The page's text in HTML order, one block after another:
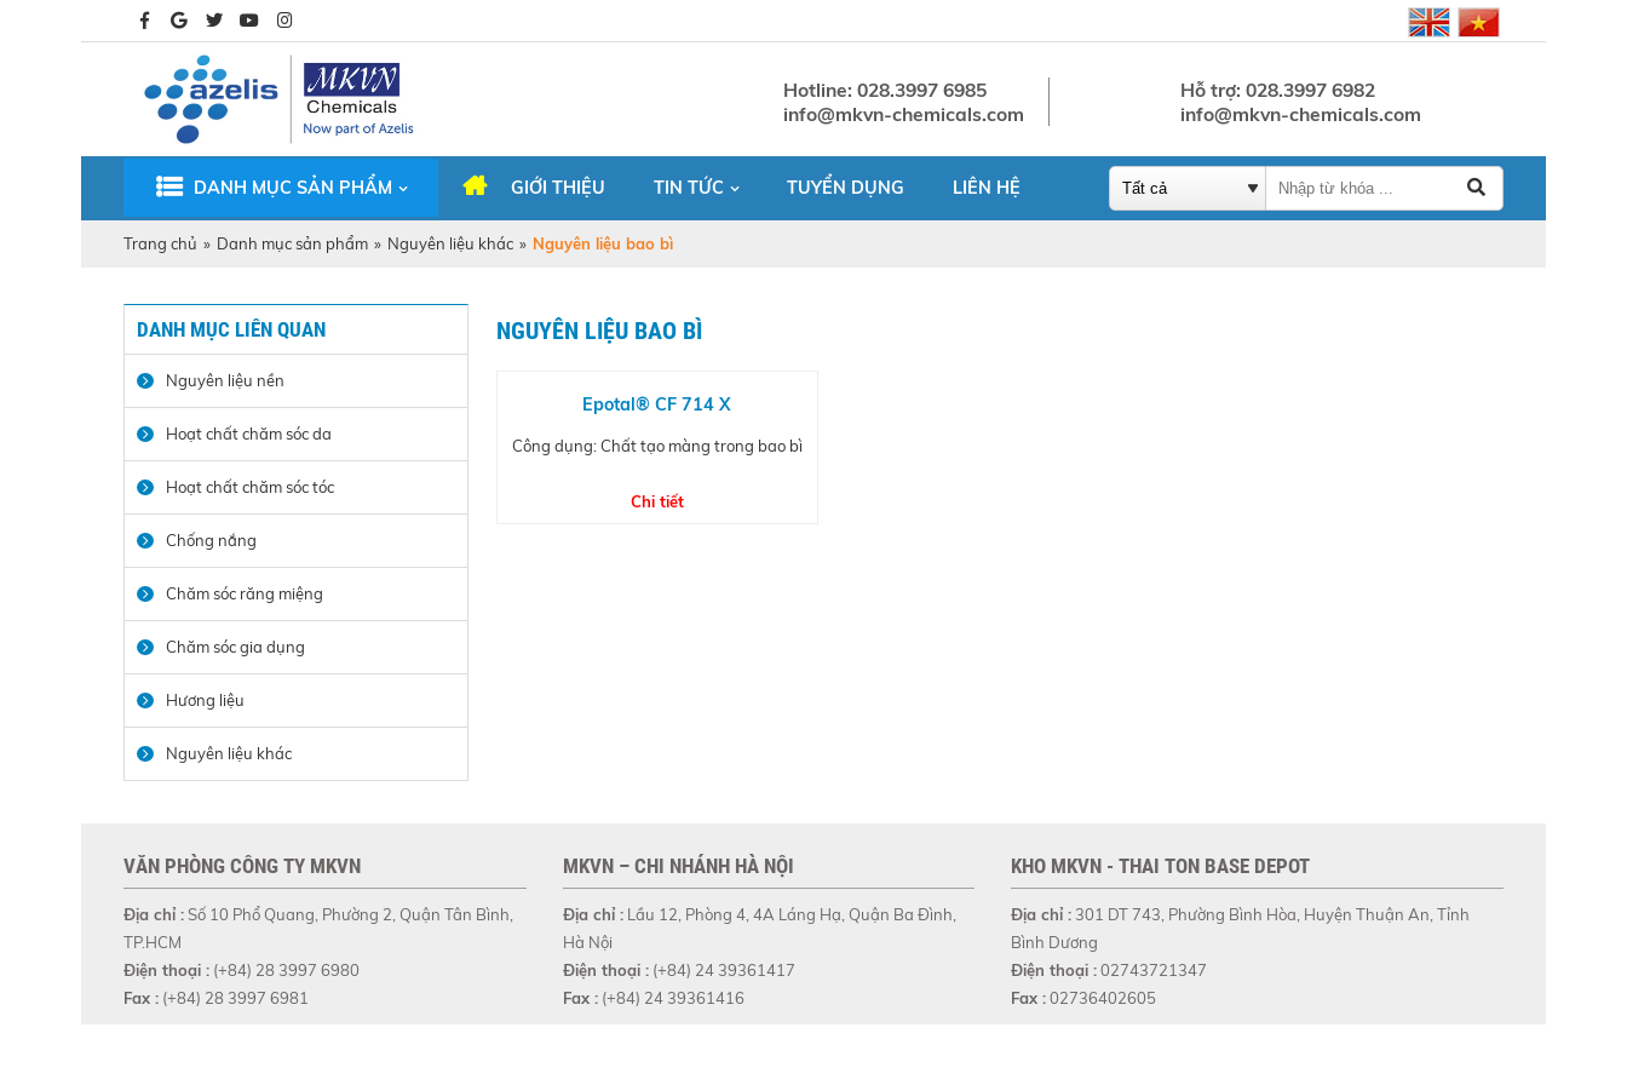
Hotline: 028.3997 6985
info@mkvn-chemicals.com
Hỗ trợ: 028.3997 6982
info@mkvn-chemicals.com
DANH MỤC SẢN PHẨM GIỚI THIỆU TIN TỨC TUYỂN DỤNG LIÊN HỆ
Trang chủ » Danh mục sản phẩm » Nguyên liệu khác » Nguyên liệu bao bì
NGUYÊN LIỆU BAO BÌ
Epotal® CF 714 X
Công dụng: Chất tạo màng trong bao bì
Chi tiết
DANH MỤC LIÊN QUAN
Nguyên liệu nền
Hoạt chất chăm sóc da
Hoạt chất chăm sóc tóc
Chống nắng
Chăm sóc răng miệng
Chăm sóc gia dụng
Hương liệu
Nguyên liệu khác
VĂN PHÒNG CÔNG TY MKVN
Địa chỉ :Số 10 Phổ Quang, Phường 2, Quận Tân Bình,
TP.HCM
Điện thoại : (+84) 28 3997 6980
Fax : (+84) 28 3997 6981
MKVN – CHI NHÁNH HÀ NỘI
Địa chỉ : Lầu 12, Phòng 4, 4A Láng Hạ, Quận Ba Đình,
Hà Nội
Điện thoại : (+84) 24 39361417
Fax : (+84) 24 39361416
KHO MKVN - THAI TON BASE DEPOT
Địa chỉ : 301 DT 743, Phường Bình Hòa, Huyện Thuận An, Tỉnh
Bình Dương
Điện thoại :02743721347
Fax :02736402605